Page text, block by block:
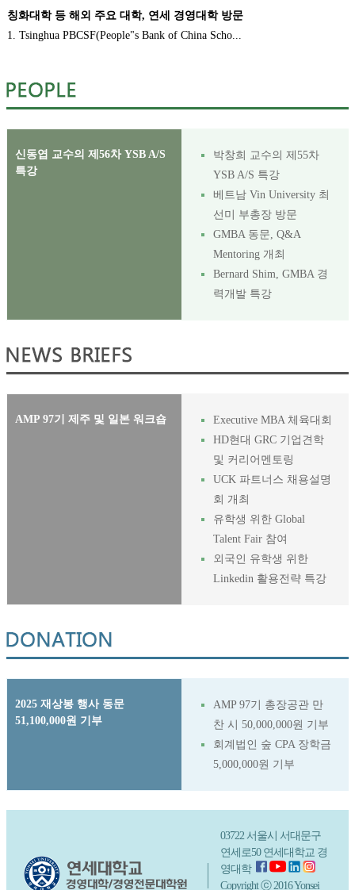
칭화대학 등 해외 주요 대학, 연세 경영대학 방문
1. Tsinghua PBCSF(People"s Bank of China Scho...
신동엽 교수의 제56차 YSB A/S
특강
박창희 교수의 제55차
YSB A/S 특강
베트남 Vin University 최
선미 부총장 방문
GMBA 동문, Q&A
Mentoring 개최
Bernard Shim, GMBA 경
력개발 특강
AMP 97기 제주 및 일본 워크숍
Executive MBA 체육대회
HD현대 GRC 기업견학
및 커리어멘토링
UCK 파트너스 채용설명
회 개최
유학생 위한 Global
Talent Fair 참여
외국인 유학생 위한
Linkedin 활용전략 특강
2025 재상봉 행사 동문
51,100,000원 기부
AMP 97기 총장공관 만
찬 시 50,000,000원 기부
회계법인 숲 CPA 장학금
5,000,000원 기부
03722 서울시 서대문구
연세로50 연세대학교 경
영대학
Copyright ⓒ 2016 Yonsei